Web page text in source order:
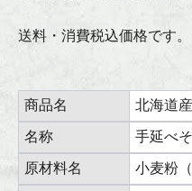
送料・消費税込価格です。
商品名 北海道
名称 手延べ
原材料名 小麦粉